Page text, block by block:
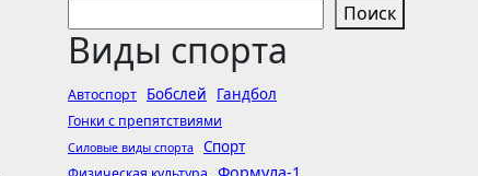
Поиск
Виды спорта
Автоспорт Бобслей Гандбол
Гонки с препятствиями
Силовые виды спорта Спорт